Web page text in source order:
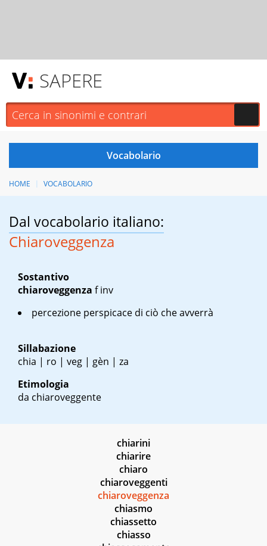
SAPERE
HOME VOCABOLARIO
Dal vocabolario italiano:
Chiaroveggenza
Sostantivo
chiaroveggenza f inv
percezione perspicace di ciò che avverrà
Sillabazione
chia | ro | veg | gèn | za
Etimologia
da chiaroveggente
chiarini
chiarire
chiaro
chiaroveggenti
chiaroveggenza
chiasmo
chiassetto
chiasso